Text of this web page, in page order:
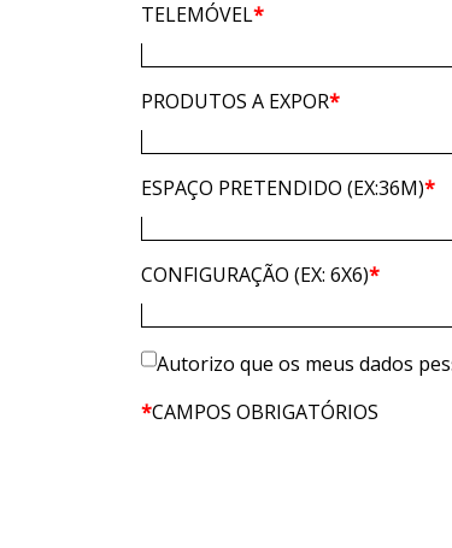
TELEMÓVEL*
PRODUTOS A EXPOR*
ESPAÇO PRETENDIDO (EX:36M)*
CONFIGURAÇÃO (EX: 6X6)*
Autorizo que os meus dados
*CAMPOS OBRIGATÓRIOS